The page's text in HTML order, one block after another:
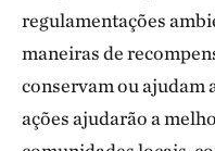
regulamentações
maneiras de
conservam ou ajudam
ações ajudarão a